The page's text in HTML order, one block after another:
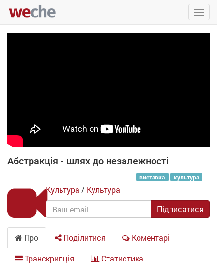
Абстракція - шлях до незалежності
культура
виставка
Культура / Культура
Підписатися
Про Поділитися Коментарі
Транскрипція Статистика